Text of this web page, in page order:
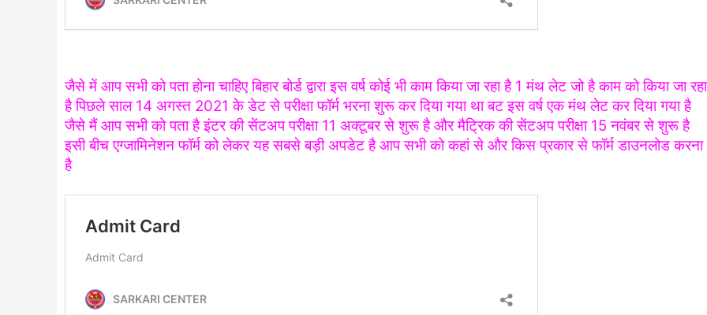
जैसे में आप सभी को पता होना चाहिए बिहार बोर्ड द्वारा इस वर्ष कोई भी काम किया जा रहा है 1 मंथ लेट जो है काम को किया जा रहा
है पिछले साल 14 अगस्त 2021 के डेट से परीक्षा फॉर्म भरना शुरू कर दिया गया था बट इस वर्ष एक मंथ लेट कर दिया गया है
जैसे मैं आप सभी को पता है इंटर की सेंटअप परीक्षा 11 अक्टूबर से शुरू है और मैट्रिक की सेंटअप परीक्षा 15 नवंबर से शुरू है
इसी बीच एग्जामिनेशन फॉर्म को लेकर यह सबसे बड़ी अपडेट है आप सभी को कहां से और किस प्रकार से फॉर्म डाउनलोड करना
है